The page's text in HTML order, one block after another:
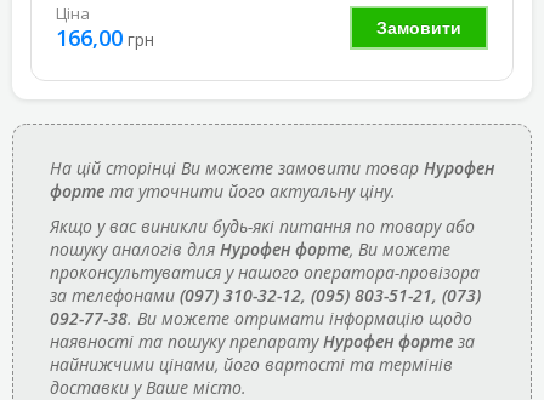
Замовити
Ціна
166,00 грн
На цій сторінці Ви можете замовити товар Нурофен
форте та уточнити його актуальну ціну.
Якщо у вас виникли будь-які питання по товару або
пошуку аналогів для Нурофен форте, Ви можете
проконсультуватися у нашого оператора-провізора
за телефонами (097) 310-32-12, (095) 803-51-21, (073)
092-77-38. Ви можете отримати інформацію щодо
наявності та пошуку препаратуНурофен форте за
найнижчими цінами, його вартості та термінів
доставки у Ваше місто.